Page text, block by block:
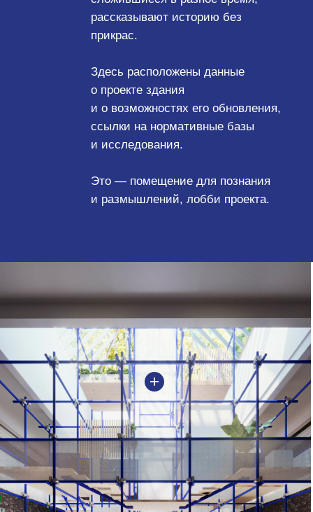
и откроет доступ к новым
сценариям.
Мир изменился
и архитектура в нём больше
не может быть
похожие проекты: